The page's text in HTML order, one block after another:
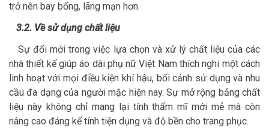
trở nên bay bổng, lãng mạn hơn.
3.2. Về sử dụng chất liệu
Sự đổi mới trong việc lựa chọn và xử lý chất liệu của các
nhà thiết kế giúp áo dài phụ nữ Việt Nam thích nghi một cách
linh hoạt với mọi điều kiện khí hậu, bối cảnh sử dụng và nhu
cầu đa dạng của người mặc hiện nay. Sự mở rộng bảng chất
liệu này không chỉ mang lại tính thẩm mĩ mới mẻ mà còn
nâng cao đáng kể tính tiện dụng và độ bền cho trang phục.